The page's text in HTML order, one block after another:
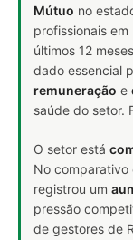
Mútuo no
profissionais
últimos 12
dado essencial
remuneração e
saúde do setor.
O setor está
No comparativo
registrou um
pressão
de gestores de